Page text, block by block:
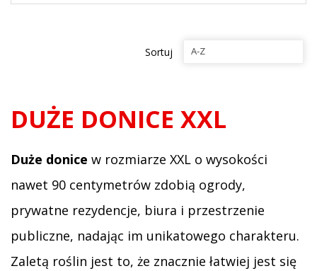
Sortuj A-Z
DUŻE DONICE XXL
Duże donice w rozmiarze XXL o wysokości
nawet 90 centymetrów zdobią ogrody,
prywatne rezydencje, biura i przestrzenie
publiczne, nadając im unikatowego charakteru.
Zaletą roślin jest to, że znacznie łatwiej jest się